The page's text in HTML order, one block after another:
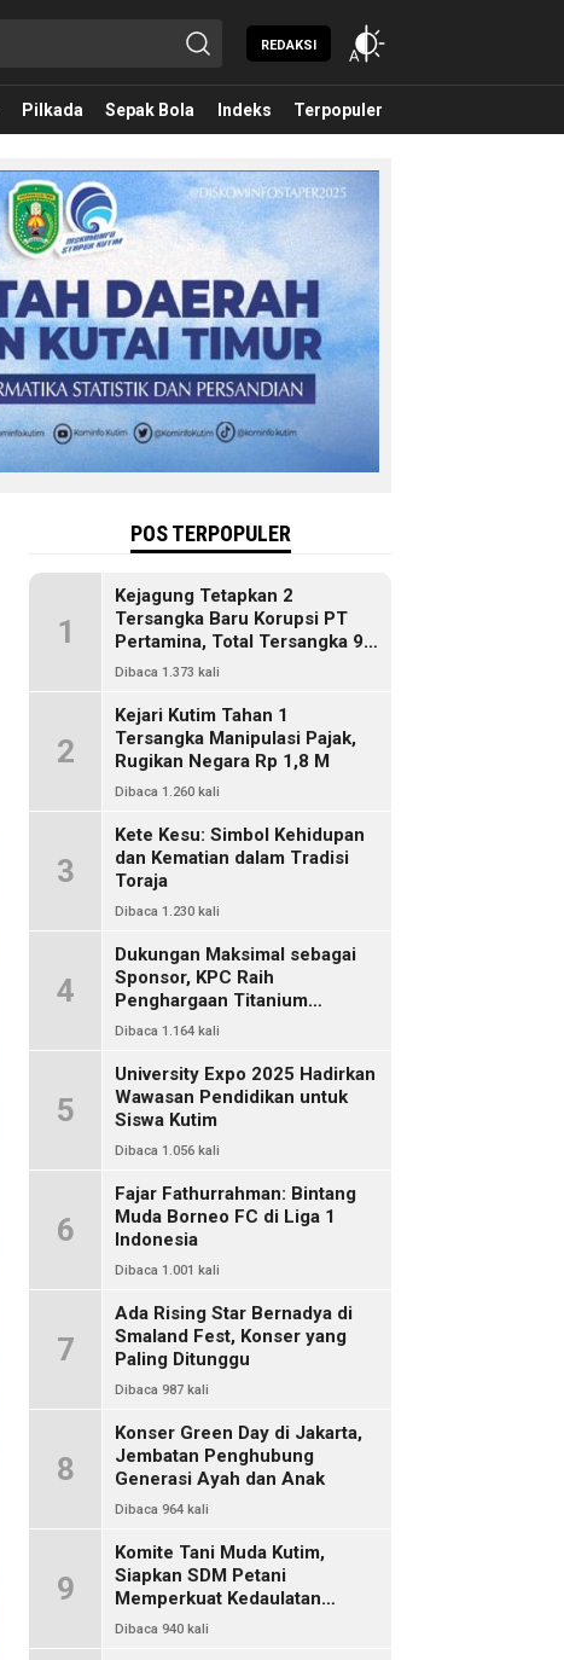
REDAKSI
Pilkada Sepak Bola Indeks Terpopuler
POS TERPOPULER
1
Kejagung Tetapkan 2
Tersangka Baru Korupsi PT
Pertamina, Total Tersangka 9
Orang
Dibaca 1.373 kali
2
Kejari Kutim Tahan 1
Tersangka Manipulasi Pajak,
Rugikan Negara Rp 1,8 M
Dibaca 1.260 kali
3
Kete Kesu: Simbol Kehidupan
dan Kematian dalam Tradisi
Toraja
Dibaca 1.230 kali
4
Dukungan Maksimal sebagai
Sponsor, KPC Raih
Penghargaan Titanium
Pemkab Kutim
Dibaca 1.164 kali
5
University Expo 2025 Hadirkan
Wawasan Pendidikan untuk
Siswa Kutim
Dibaca 1.056 kali
6
Fajar Fathurrahman: Bintang
Muda Borneo FC di Liga 1
Indonesia
Dibaca 1.001 kali
7
Ada Rising Star Bernadya di
Smaland Fest, Konser yang
Paling Ditunggu
Dibaca 987 kali
8
Konser Green Day di Jakarta,
Jembatan Penghubung
Generasi Ayah dan Anak
Dibaca 964 kali
9
Komite Tani Muda Kutim,
Siapkan SDM Petani
Memperkuat Kedaulatan
Pangan
Dibaca 940 kali